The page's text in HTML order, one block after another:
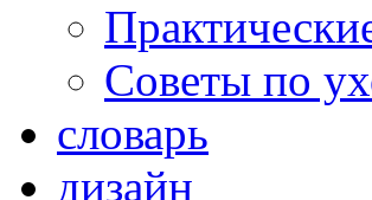
Советы по
словарь
дизайн